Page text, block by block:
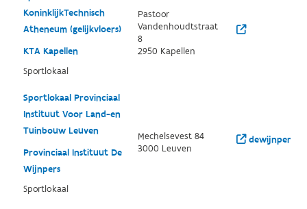
KoninklijkTechnisch
Atheneum (gelijkvloers)
KTA Kapellen
Sportlokaal
Pastoor
Vandenhoudtstraat
8
2950 Kapellen
Sportlokaal Provinciaal
Instituut Voor Land-en
Tuinbouw Leuven
Provinciaal Instituut De
Wijnpers
Sportlokaal
Mechelsevest 84
3000 Leuven